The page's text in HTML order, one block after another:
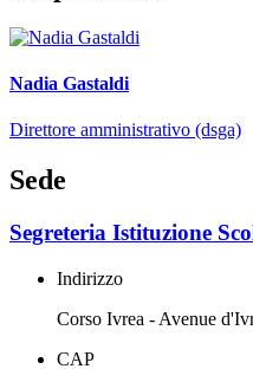
Nadia Gastaldi
Direttore amministrativo (dsga)
Sede
Segreteria Istituzione
Indirizzo
Corso Ivrea - Avenue
CAP